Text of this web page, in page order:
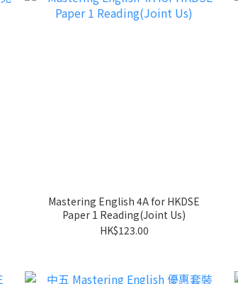
Mastering English 4A for HKDSE
Paper 1 Reading(Joint Us)
HK$123.00